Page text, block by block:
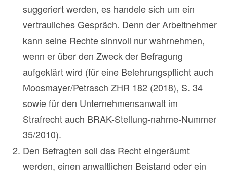
suggeriert werden, es handele sich um ein
vertrauliches Gespräch. Denn der Arbeitnehmer
kann seine Rechte sinnvoll nur wahrnehmen,
wenn er über den Zweck der Befragung
aufgeklärt wird (für eine Belehrungspflicht auch
Moosmayer/Petrasch ZHR 182 (2018), S. 34
sowie für den Unternehmensanwalt im
Strafrecht auch BRAK-Stellung-nahme-Nummer
35/2010).
Den Befragten soll das Recht eingeräumt
werden, einen anwaltlichen Beistand oder ein